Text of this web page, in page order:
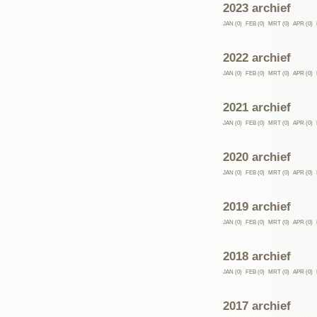
2023 archief
JAN (0) FEB (0) MRT (0) APR (0)
2022 archief
JAN (0) FEB (0) MRT (0) APR (0)
2021 archief
JAN (0) FEB (0) MRT (0) APR (0)
2020 archief
JAN (0) FEB (0) MRT (0) APR (0)
2019 archief
JAN (0) FEB (0) MRT (0) APR (0)
2018 archief
JAN (0) FEB (0) MRT (0) APR (0)
2017 archief